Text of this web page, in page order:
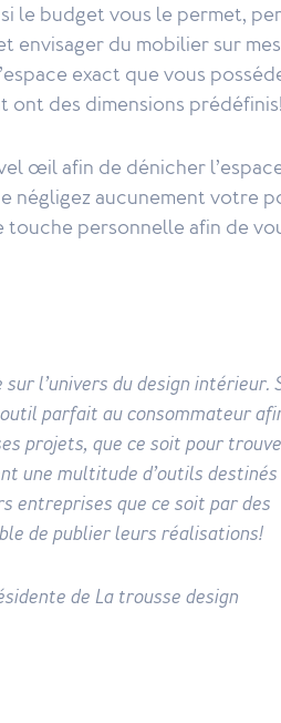
le budget vous le permet,
envisager du mobilier sur
exact que vous
ont des dimensions prédéfinis!
œil afin de dénicher
négligez aucunement votre
personnelle afin de
l’univers du design intérieur.
parfait au consommateur
projets, que ce soit pour
une multitude d’outils destinés
entreprises que ce soit par des
de publier leurs réalisations!
de La trousse design